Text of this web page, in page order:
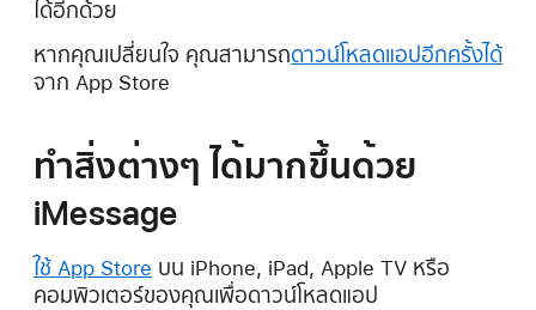
ได้อีกด้วย
หากคุณเปลี่ยนใจ คุณสามารถดาวน์โหลดแอปอีกครั้งได้
จาก App Store
ทำสิ่งต่างๆ ได้มากขึ้นด้วย
iMessage
ใช้ App Store บน iPhone, iPad, Apple TV หรือ
คอมพิวเตอร์ของคุณเพื่อดาวน์โหลดแอป